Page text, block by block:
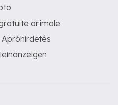
animale